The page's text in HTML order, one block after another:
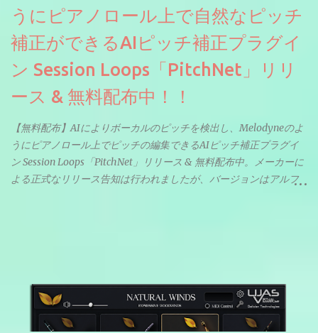
うにピアノロール上で自然なピッチ
補正ができるAIピッチ補正プラグイ
ン Session Loops「PitchNet」リリ
ース & 無料配布中！！
【無料配布】AIによりボーカルのピッチを検出し、Melodyneのよ
うにピアノロール上でピッチの編集できるAIピッチ補正プラグイ
ン Session Loops「PitchNet」リリース & 無料配布中。メーカーに
よる正式なリリース告知は行われましたが、バージョンはアルフ
ソースを元に設計・改良した製品のようです。